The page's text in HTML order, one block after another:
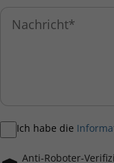
Ich habe die
Anti-Roboter-